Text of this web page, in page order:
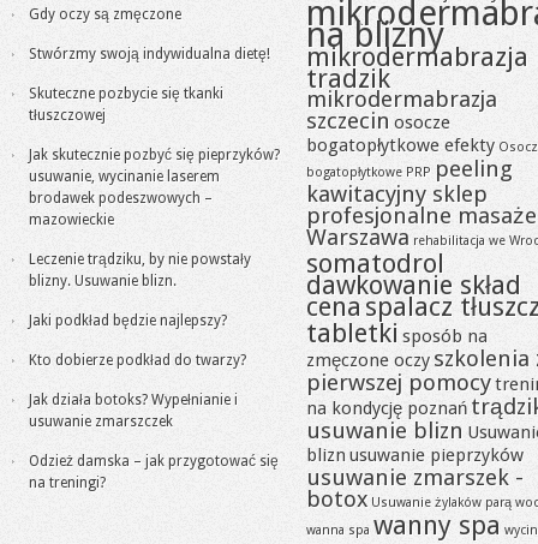
Gdy oczy są zmęczone
Stwórzmy swoją indywidualna dietę!
Skuteczne pozbycie się tkanki
tłuszczowej
Jak skutecznie pozbyć się pieprzyków?
usuwanie, wycinanie laserem
brodawek podeszwowych –
mazowieckie
Leczenie trądziku, by nie powstały
blizny. Usuwanie blizn.
Jaki podkład będzie najlepszy?
Kto dobierze podkład do twarzy?
Jak działa botoks? Wypełnianie i
usuwanie zmarszczek
Odzież damska – jak przygotować się
na treningi?
na blizny
mikrodermabrazja
tradzik
mikrodermabrazja
szczecin osocze
bogatopłytkowe efekty
bogatopłytkowe PRP peeling
kawitacyjny sklep
profesjonalne masaże
Warszawa rehabilitacja we
somatodrol
dawkowanie skład
cena spalacz
tabletki sposób na
zmęczone oczy szkolenia
pierwszej pomocy
na kondycję poznań
usuwanie blizn
blizn usuwanie pieprzyków
usuwanie zmarszek -
botox Usuwanie żylaków parą
wanna spa wanny spa